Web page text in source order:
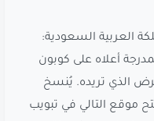
العربية السعودية:
أعلاه على كوبون
الذي تريده. يُنسخ
موقع التالي في تبويب